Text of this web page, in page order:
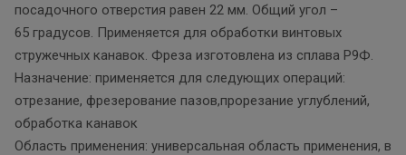
посадочного отверстия равен 22 мм. Общий угол –
65 градусов. Применяется для обработки винтовых
стружечных канавок. Фреза изготовлена из сплава Р9Ф.
Назначение: применяется для следующих операций:
отрезание, фрезерование пазов,прорезание углублений,
обработка канавок
Область применения: универсальная область применения, в